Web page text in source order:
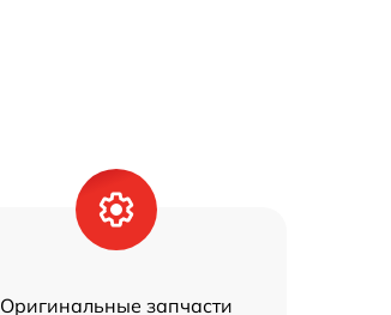
Оригинальные запчасти